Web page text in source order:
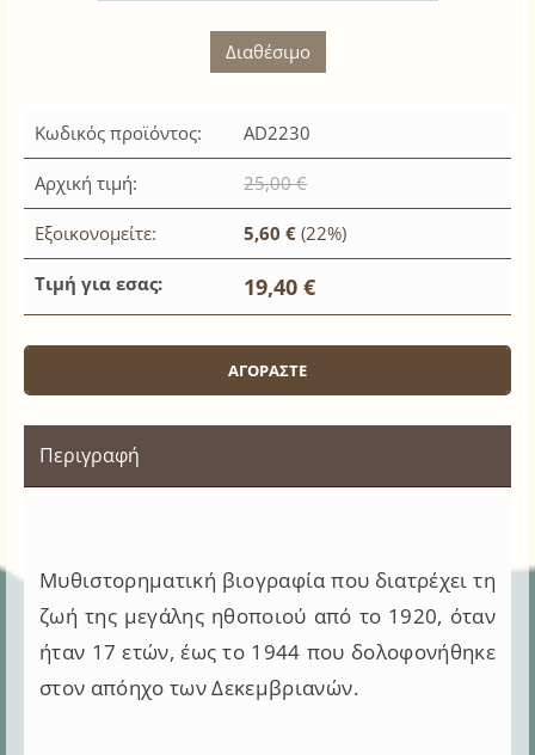
Διαθέσιμο
Κωδικός προϊόντος: AD2230
Αρχική τιμή: 25,00 €
Εξοικονομείτε: 5,60 € (22%)
Τιμή για εσας: 19,40 €
Περιγραφή
Μυθιστορηματική βιογραφία που διατρέχει τη
ζωή της μεγάλης ηθοποιού από το 1920, όταν
ήταν 17 ετών, έως το 1944 που δολοφονήθηκε
στον απόηχο των Δεκεμβριανών.